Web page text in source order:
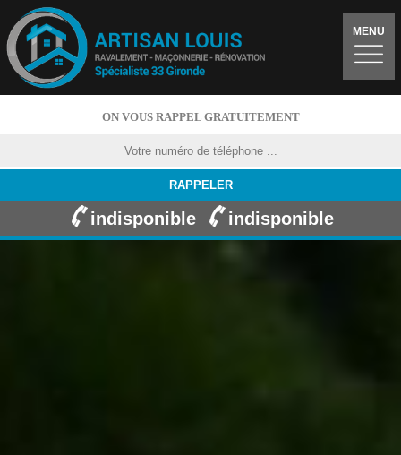
MENU
ON VOUS RAPPEL GRATUITEMENT
indisponible indisponible